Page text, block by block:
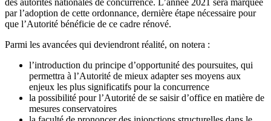
des autorités nationales de concurrence. L’année 2021 sera marquée
par l’adoption de cette ordonnance, dernière étape nécessaire pour
que l’Autorité bénéficie de ce cadre rénové.
Parmi les avancées qui deviendront réalité, on notera :
l’introduction du principe d’opportunité des poursuites, qui
permettra à l’Autorité de mieux adapter ses moyens aux
enjeux les plus significatifs pour la concurrence
la possibilité pour l’Autorité de se saisir d’office en matière de
mesures conservatoires